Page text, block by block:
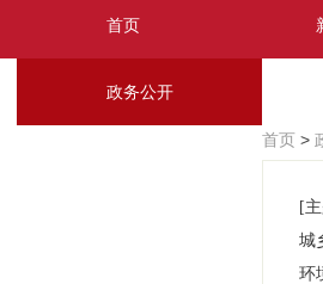
首页
政务公开
首页>
[
城
环